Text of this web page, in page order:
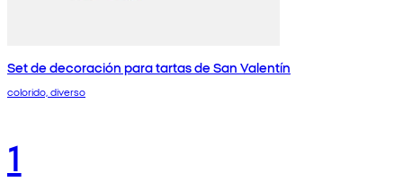
Set de decoración para tartas de San Valentín
colorido, diverso
1